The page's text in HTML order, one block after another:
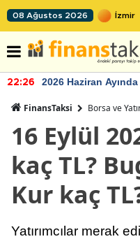
08 Ağustos 2026
22:26 2026 Haziran Ayında
FinansTaksi Borsa ve
16 Eylül
kaç TL?
Kur kaç
Yatırımcılar merak